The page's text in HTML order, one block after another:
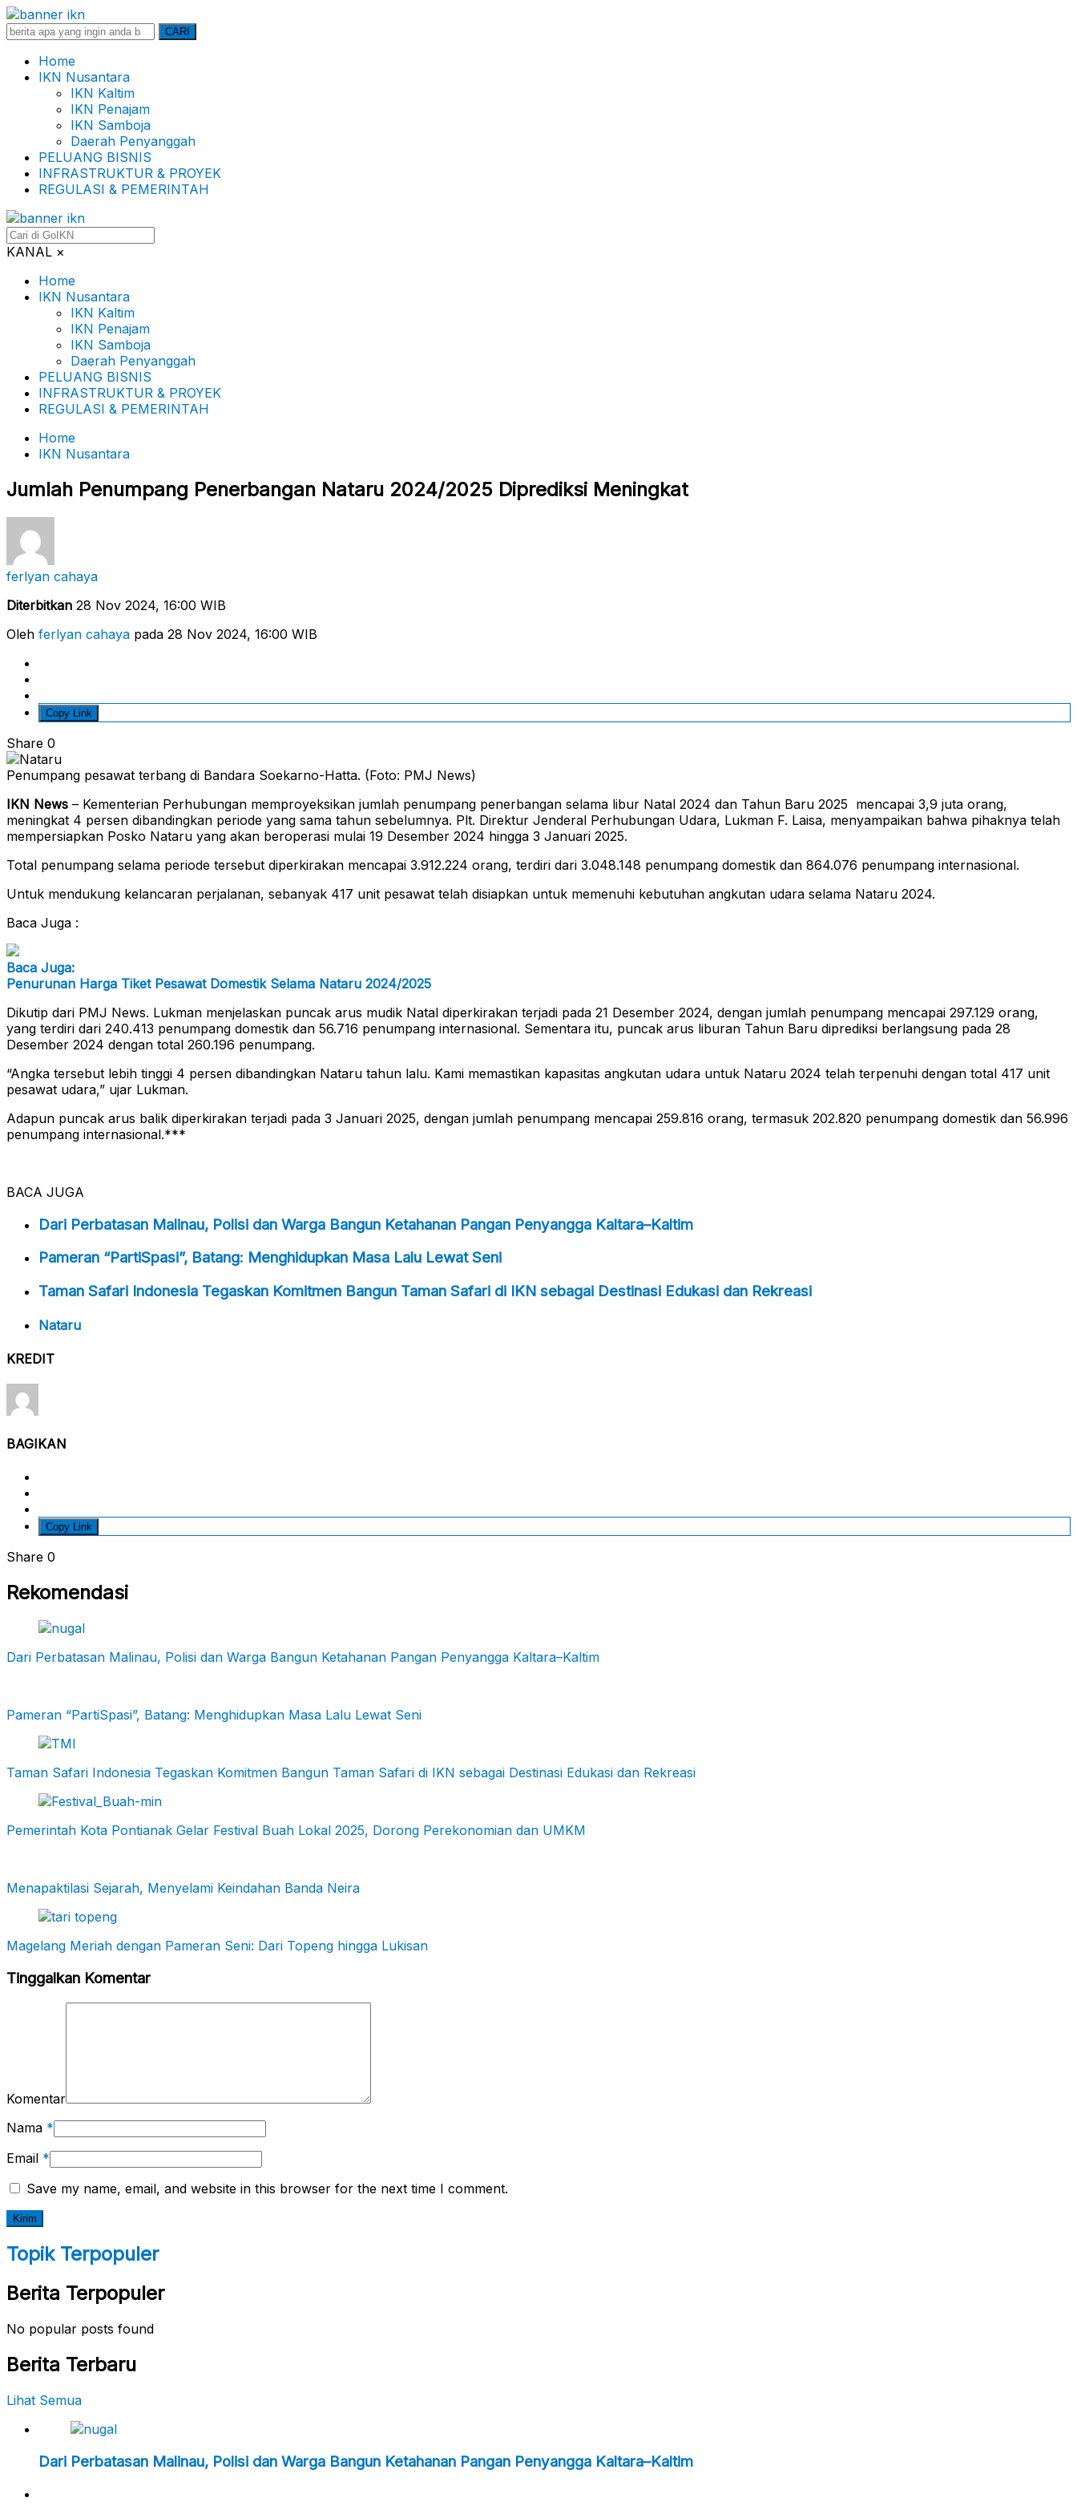
Search
CARI
Home
IKN Nusantara
IKN Kaltim
IKN Penajam
IKN Samboja
Daerah Penyanggah
PELUANG BISNIS
INFRASTRUKTUR & PROYEK
REGULASI & PEMERINTAH
KANAL ×
Home
IKN Nusantara
IKN Kaltim
IKN Penajam
IKN Samboja
Daerah Penyanggah
PELUANG BISNIS
INFRASTRUKTUR & PROYEK
REGULASI & PEMERINTAH
Home
IKN Nusantara
Jumlah Penumpang Penerbangan Nataru 2024/2025 Diprediksi Meningkat
ferlyan cahaya
Diterbitkan 28 Nov 2024, 16:00 WIB
Oleh ferlyan cahaya pada 28 Nov 2024, 16:00 WIB
Copy Link
Share 0
Penumpang pesawat terbang di Bandara Soekarno-Hatta. (Foto: PMJ News)
IKN News – Kementerian Perhubungan memproyeksikan jumlah penumpang penerbangan selama libur Natal 2024 dan Tahun Baru 2025 mencapai 3,9 juta orang,
meningkat 4 persen dibandingkan periode yang sama tahun sebelumnya. Plt. Direktur Jenderal Perhubungan Udara, Lukman F. Laisa, menyampaikan bahwa pihaknya telah
mempersiapkan Posko Nataru yang akan beroperasi mulai 19 Desember 2024 hingga 3 Januari 2025.
Total penumpang selama periode tersebut diperkirakan mencapai 3.912.224 orang, terdiri dari 3.048.148 penumpang domestik dan 864.076 penumpang internasional.
Untuk mendukung kelancaran perjalanan, sebanyak 417 unit pesawat telah disiapkan untuk memenuhi kebutuhan angkutan udara selama Nataru 2024.
Baca Juga :
Baca Juga:
Penurunan Harga Tiket Pesawat Domestik Selama Nataru 2024/2025
Dikutip dari PMJ News. Lukman menjelaskan puncak arus mudik Natal diperkirakan terjadi pada 21 Desember 2024, dengan jumlah penumpang mencapai 297.129 orang,
yang terdiri dari 240.413 penumpang domestik dan 56.716 penumpang internasional. Sementara itu, puncak arus liburan Tahun Baru diprediksi berlangsung pada 28
Desember 2024 dengan total 260.196 penumpang.
“Angka tersebut lebih tinggi 4 persen dibandingkan Nataru tahun lalu. Kami memastikan kapasitas angkutan udara untuk Nataru 2024 telah terpenuhi dengan total 417 unit
pesawat udara,” ujar Lukman.
Adapun puncak arus balik diperkirakan terjadi pada 3 Januari 2025, dengan jumlah penumpang mencapai 259.816 orang, termasuk 202.820 penumpang domestik dan 56.996
penumpang internasional.***
BACA JUGA
Dari Perbatasan Malinau, Polisi dan Warga Bangun Ketahanan Pangan Penyangga Kaltara–Kaltim
Pameran “PartiSpasi”, Batang: Menghidupkan Masa Lalu Lewat Seni
Taman Safari Indonesia Tegaskan Komitmen Bangun Taman Safari di IKN sebagai Destinasi Edukasi dan Rekreasi
Nataru
KREDIT
BAGIKAN
Copy Link
Share 0
Rekomendasi
Dari Perbatasan Malinau, Polisi dan Warga Bangun Ketahanan Pangan Penyangga Kaltara–Kaltim
Pameran “PartiSpasi”, Batang: Menghidupkan Masa Lalu Lewat Seni
Taman Safari Indonesia Tegaskan Komitmen Bangun Taman Safari di IKN sebagai Destinasi Edukasi dan Rekreasi
Pemerintah Kota Pontianak Gelar Festival Buah Lokal 2025, Dorong Perekonomian dan UMKM
Menapaktilasi Sejarah, Menyelami Keindahan Banda Neira
Magelang Meriah dengan Pameran Seni: Dari Topeng hingga Lukisan
Tinggalkan Komentar
Komentar
Nama *
Email *
Save my name, email, and website in this browser for the next time I comment.
Topik Terpopuler
Berita Terpopuler
No popular posts found
Berita Terbaru
Lihat Semua
Dari Perbatasan Malinau, Polisi dan Warga Bangun Ketahanan Pangan Penyangga Kaltara–Kaltim